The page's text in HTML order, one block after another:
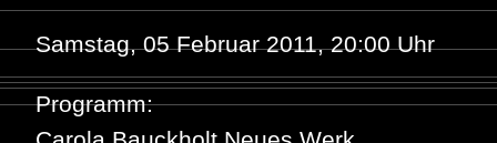
Samstag, 05 Februar 2011, 20:00 Uhr
Programm: